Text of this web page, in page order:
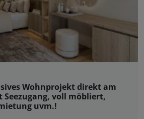
Wohnprojekt direkt am
Seezugang, voll möbliert,
uvm.!